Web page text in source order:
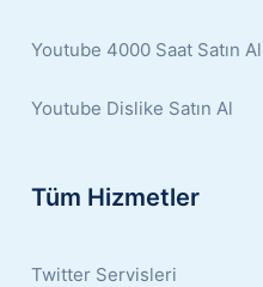
Youtube 4000 Saat Satın Al
Youtube Dislike Satın Al
Tüm Hizmetler
Twitter Servisleri